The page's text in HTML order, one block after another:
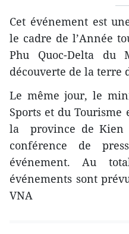
Cet événement est
le cadre de l’Année
Phu Quoc-Delta du
découverte de la terre
Le même jour, le
Sports et du
la province de Kien
conférence de
événement. Au
événements sont
VNA